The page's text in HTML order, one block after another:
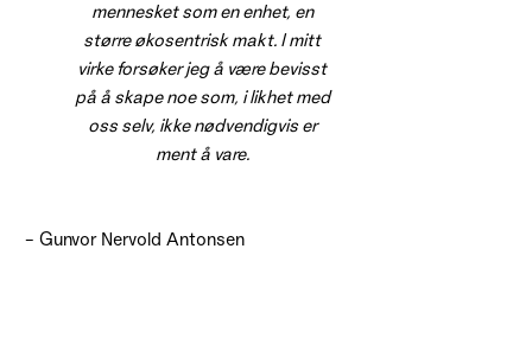
mennesket som en enhet, en
større økosentrisk makt. I mitt
virke forsøker jeg å være bevisst
på å skape noe som, i likhet med
oss selv, ikke nødvendigvis er
ment å vare.
– Gunvor Nervold Antonsen